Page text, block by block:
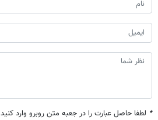
* لطفا حاصل عبارت را در جعبه متن روبرو وارد کنید